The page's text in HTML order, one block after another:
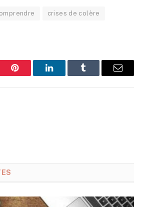
crises de colère
Pinterest LinkedInTumblr
E-